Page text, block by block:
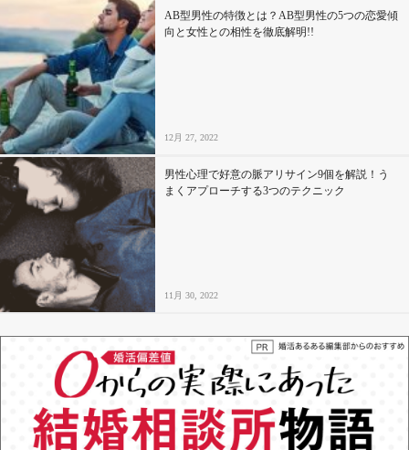
AB型男性の特徴とは？AB型男性の5つの恋愛傾
向と女性との相性を徹底解明!!
12月 27, 2022
男性心理で好意の脈アリサイン9個を解説！う
まくアプローチする3つのテクニック
11月 30, 2022